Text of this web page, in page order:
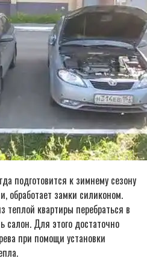
подготовится к зимнему сезону
обработает замки силиконом.
теплой квартиры перебраться в
салон. Для этого достаточно
при помощи установки